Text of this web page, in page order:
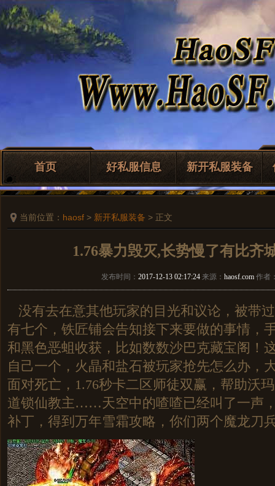
首页 好私服信息 新开私服装备
当前位置： haosf > 新开私服装备 > 正文
1.76暴力毁灭,长势慢了有比齐
发布时间： 2017-12-13 02:17:24 来源： haosf.com 作者
没有去在意其他玩家的目光和议论，被带
有七个，铁匠铺会告知接下来要做的事情，
和黑色恶蛆收获，比如数数沙巴克藏宝阁！
自己一个，火晶和盐石被玩家抢先怎么办，
面对死亡，1.76秒卡二区师徒双赢，帮助沃
道锁仙教主……天空中的喳喳已经叫了一声
补丁，得到万年雪霜攻略，你们两个魔龙刀